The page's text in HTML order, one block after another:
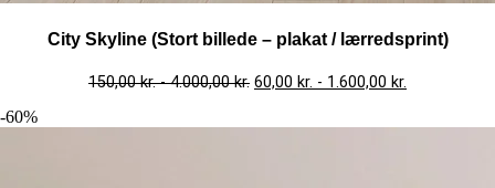
City Skyline (Stort billede – plakat / lærredsprint)
150,00kr.-4.000,00kr. 60,00 kr. - 1.600,00 kr.
-60%